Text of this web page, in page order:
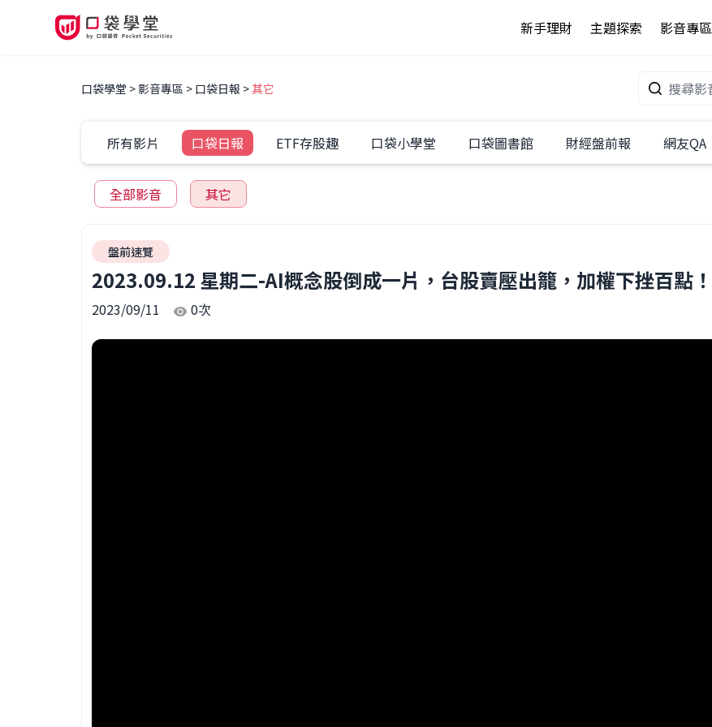
新手理財 主題探索 影音專區
口袋學堂 影音專區 口袋日報 其它
所有影片 口袋日報 ETF存股趣 口袋小學堂 口袋圖書館 財經盤前報 網友QA
全部影音 其它
盤前速覽
2023.09.12 星期二-AI概念股倒成一片，台股賣壓出籠，加權下挫百點！
2023/09/11 0次